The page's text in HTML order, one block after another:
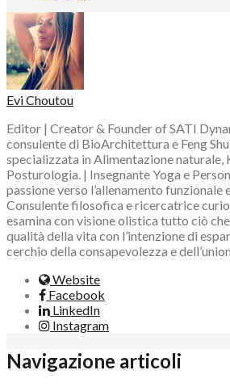
Evi Choutou
Editor | Creator & Founder of SATI
consulente di BioArchitettura e Feng
specializzata in Alimentazione naturale,
Posturologia. | Insegnante Yoga e
passione verso l’allenamento funzionale
Consulente filosofica e ricercatrice
esamina con visione olistica tutto ciò
qualità della vita con l’intenzione di
cerchio della consapevolezza e
Website
Facebook
LinkedIn
Instagram
Navigazione articoli